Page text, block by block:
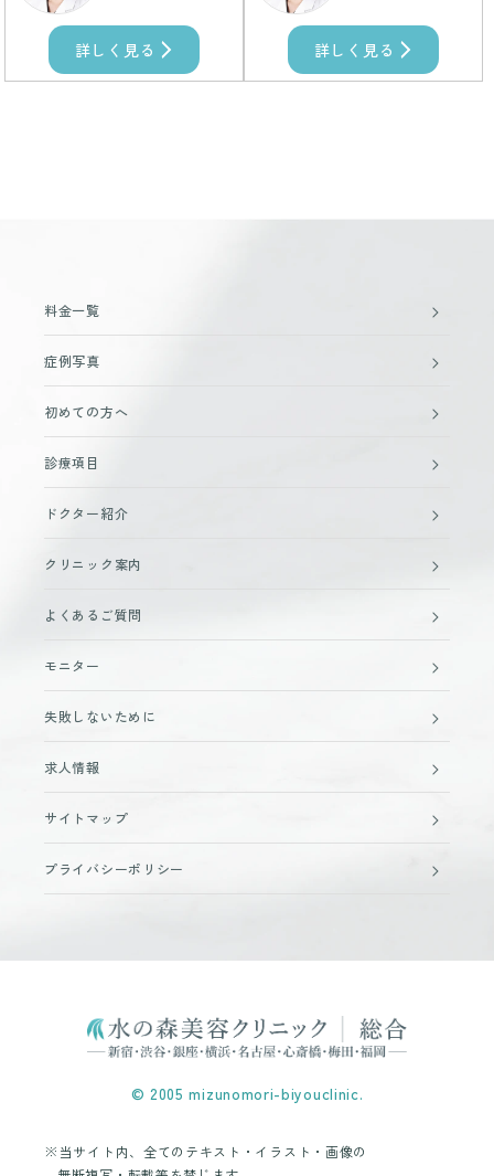
詳しく見る 詳しく見る
料金一覧
症例写真
初めての方へ
診療項目
ドクター紹介
クリニック案内
よくあるご質問
モニター
失敗しないために
求人情報
サイトマップ
プライバシーポリシー
© 2005 mizunomori-biyouclinic.
※当サイト内、全てのテキスト・イラスト・画像の